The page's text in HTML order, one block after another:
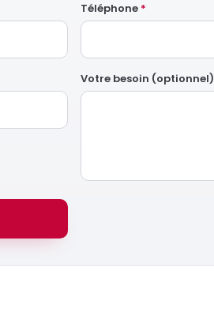
Téléphone *
Votre besoin (optionnel)